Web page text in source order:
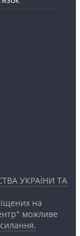
УКРАЇНИ ТА
на
можливе